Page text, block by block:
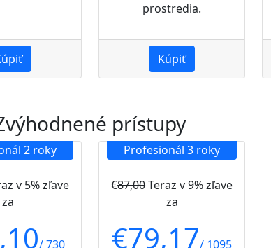
prostredia.
Kúpiť
prístupy
2 roky
v 5% zľave
za
/ 730
Profesionál 3 roky
€87,00Teraz v 9% zľave
za
€79,17/ 1095